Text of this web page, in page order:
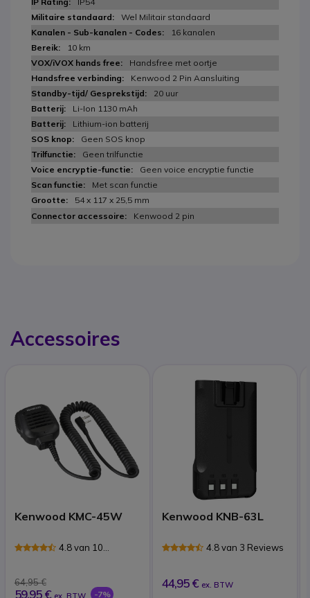
Wel Militair standaard
16 kanalen
10 km
Handsfree met oortje
Kenwood 2 Pin Aansluiting
20 uur
Li-Ion 1130 mAh
Lithium-ion batterij
Geen SOS knop
Geen trilfunctie
Geen voice encryptie functie
Met scan functie
54 x 117 x 25,5 mm
Kenwood 2 pin
Accessoires
Kenwood KMC-45W
4.8 van 10
64,95 €
59,95 € ex. BTW -7%
Kenwood KNB-63L
4.8 van 3 Reviews
44,95 € ex. BTW